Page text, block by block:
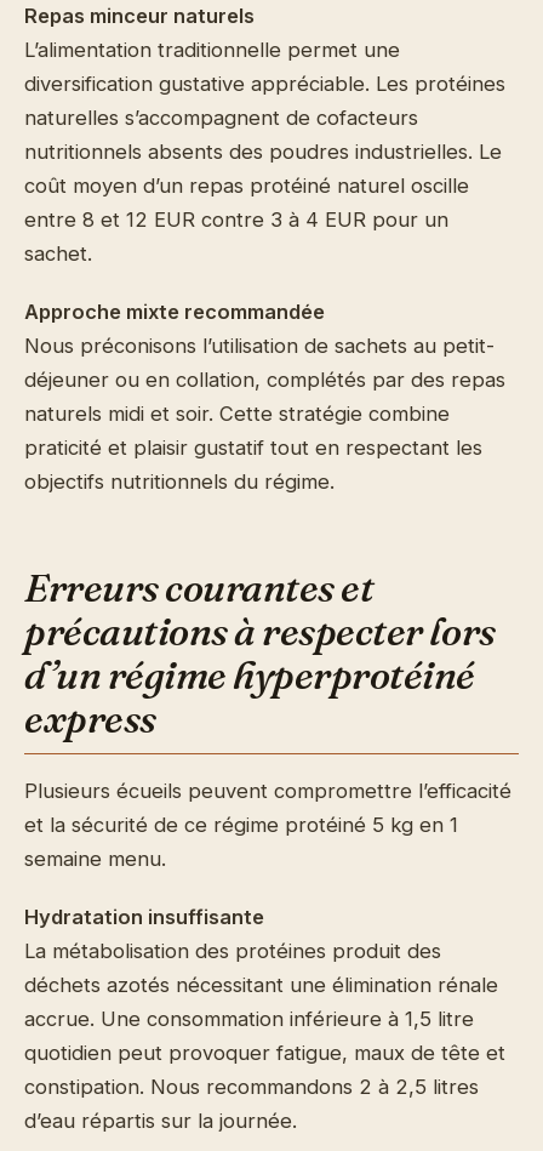
Repas minceur naturels
L’alimentation traditionnelle permet une
diversification gustative appréciable. Les protéines
naturelles s’accompagnent de cofacteurs
nutritionnels absents des poudres industrielles. Le
coût moyen d’un repas protéiné naturel oscille
entre 8 et 12 EUR contre 3 à 4 EUR pour un
sachet.
Approche mixte recommandée
Nous préconisons l’utilisation de sachets au petit-
déjeuner ou en collation, complétés par des repas
naturels midi et soir. Cette stratégie combine
praticité et plaisir gustatif tout en respectant les
objectifs nutritionnels du régime.
Erreurs courantes et
précautions à respecter lors
d’un régime hyperprotéiné
express
Plusieurs écueils peuvent compromettre l’efficacité
et la sécurité de ce régime protéiné 5 kg en 1
semaine menu.
Hydratation insuffisante
La métabolisation des protéines produit des
déchets azotés nécessitant une élimination rénale
accrue. Une consommation inférieure à 1,5 litre
quotidien peut provoquer fatigue, maux de tête et
constipation. Nous recommandons 2 à 2,5 litres
d’eau répartis sur la journée.